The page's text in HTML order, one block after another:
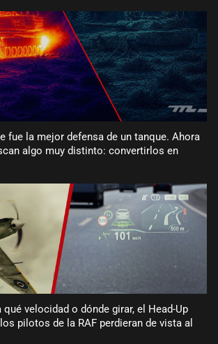
fue la mejor defensa de un tanque. Ahora
algo muy distinto: convertirlos en
velocidad o dónde girar, el Head-Up
pilotos de la RAF perdieran de vista al